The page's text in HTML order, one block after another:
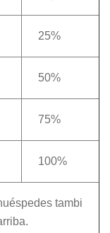
25%
50%
75%
100%
tambi